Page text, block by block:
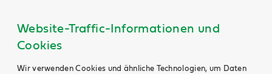
Website-Traffic-Informationen und
Cookies
Wir verwenden Cookies und ähnliche Technologien, um Daten